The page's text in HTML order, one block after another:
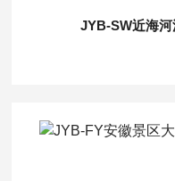
JYB-SW近海